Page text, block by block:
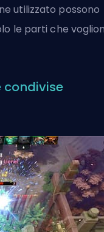
utilizzato possono
le parti che
condivise